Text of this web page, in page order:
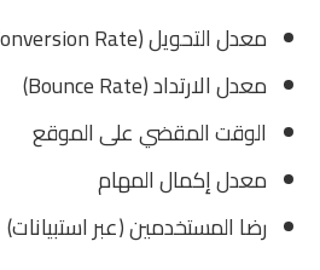
معدل التحويل (Conversion Rate)
معدل الارتداد (Bounce Rate)
الوقت المقضي على الموقع
معدل إكمال المهام
رضا المستخدمين (عبر استبيانات)